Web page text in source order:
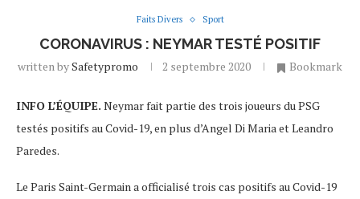
Faits Divers Sport
CORONAVIRUS : NEYMAR TESTÉ POSITIF
written bySafetypromo 2 septembre 2020 Bookmark
INFO L’ÉQUIPE. Neymar fait partie des trois joueurs du PSG
testés positifs au Covid-19, en plus d’Angel Di Maria et Leandro
Paredes.
Le Paris Saint-Germain a officialisé trois cas positifs au Covid-19